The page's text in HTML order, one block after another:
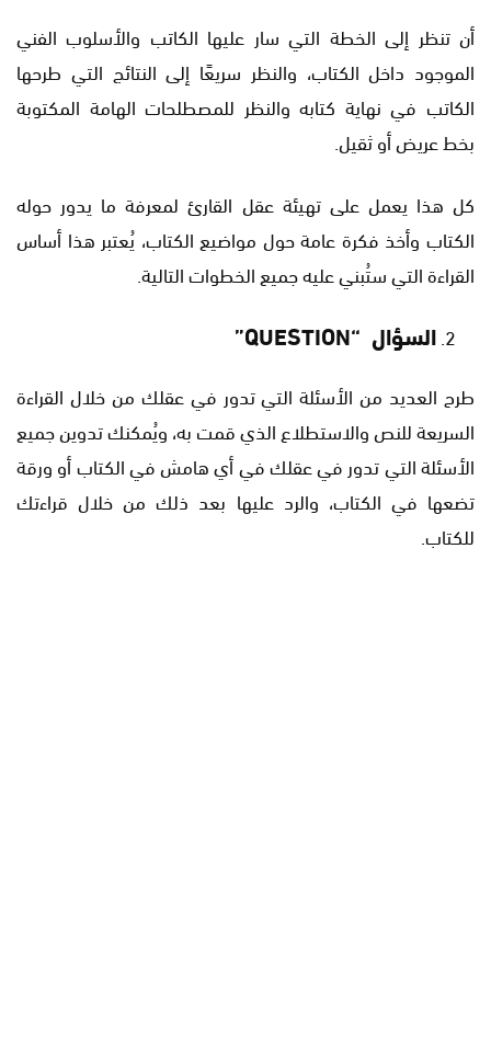
أن تنظر إلى الخطة التي سار عليها الكاتب والأسلوب الفني
الموجود داخل الكتاب، والنظر سريعًا إلى النتائج التي طرحها
الكاتب في نهاية كتابه والنظر للمصطلحات الهامة المكتوبة
بخط عريض أو ثقيل.
كل هذا يعمل على تهيئة عقل القارئ لمعرفة ما يدور حوله
الكتاب وأخذ فكرة عامة حول مواضيع الكتاب، يُعتبر هذا أساس
القراءة التي ستُبني عليه جميع الخطوات التالية.
السؤال “QUESTION”
طرح العديد من الأسئلة التي تدور في عقلك من خلال القراءة
السريعة للنص والاستطلاع الذي قمت به، ويُمكنك تدوين جميع
الأسئلة التي تدور في عقلك في أي هامش في الكتاب أو ورقة
تضعها في الكتاب، والرد عليها بعد ذلك من خلال قراءتك
للكتاب.